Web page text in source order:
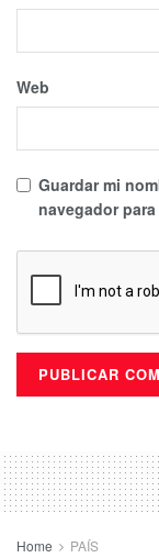
Web
Guardar mi
navegador
Home PAÍS